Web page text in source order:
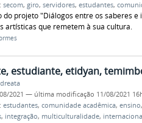
secom, giro, servidores, estudantes,
do projeto "Diálogos entre os saberes
artísticas que remetem à sua cultura.
estudiante, etidyan,
2021 — última modificação 11/08/2021
estudantes, comunidade acadêmica, ensino,
, integração, multiculturalidade,